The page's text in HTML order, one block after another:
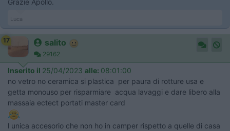
Grazie Apollo.
Luca
17 salito
29162
Inserito il 25/04/2023 alle: 08:01:00
no vetro no ceramica si plastica per paura di rotture usa e
getta monouso per risparmiare acqua lavaggi e dare libero alla
massaia ectect portati master card
l unica accesorio che non ho in camper rispetto a quelle di casa